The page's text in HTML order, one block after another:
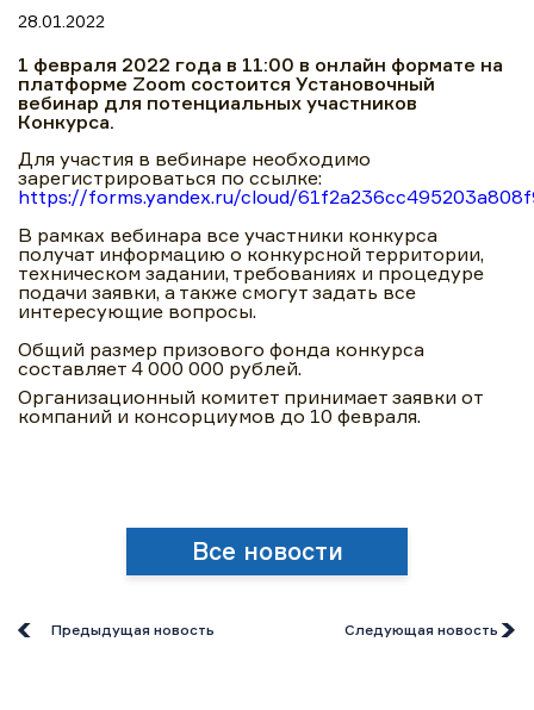
28.01.2022
1 февраля 2022 года в 11:00 в онлайн формате на
платформе Zoom состоится Установочный
вебинар для потенциальных участников
Конкурса.
Для участия в вебинаре необходимо
зарегистрироваться по ссылке:
https://forms.yandex.ru/cloud/
В рамках вебинара все участники конкурса
получат информацию о конкурсной территории,
техническом задании, требованиях и процедуре
подачи заявки, а также смогут задать все
интересующие вопросы.
Общий размер призового фонда конкурса
составляет 4 000 000 рублей.
Организационный комитет принимает заявки от
компаний и консорциумов до 10 февраля.
Все новости
Предыдущая новость Следующая новость